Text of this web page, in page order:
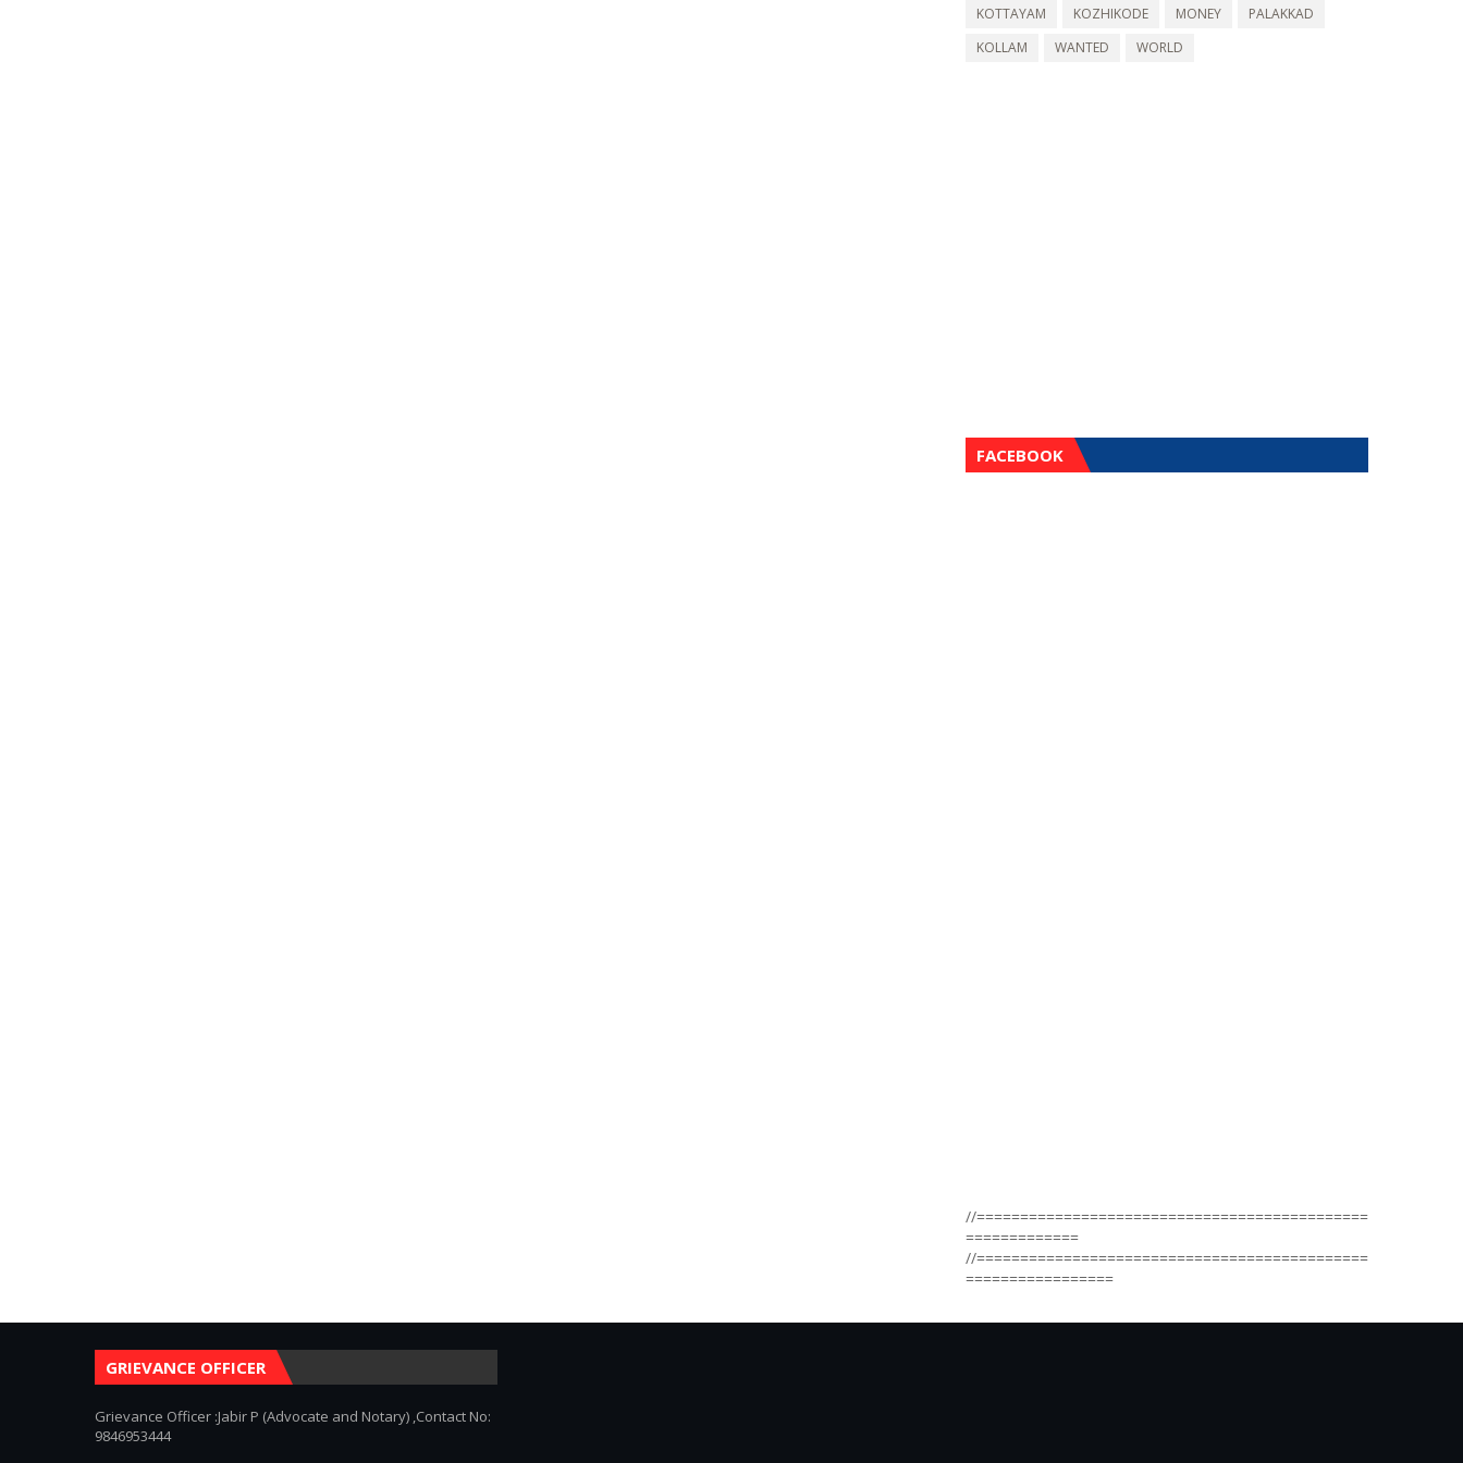
KOTTAYAM
KOZHIKODE MONEY
PALAKKAD
KOLLAM
WANTED WORLD
FACEBOOK
//=============================================
=============
//=============================================
=================
GRIEVANCE OFFICER
Grievance Officer :Jabir P (Advocate and Notary) ,Contact No:
9846953444